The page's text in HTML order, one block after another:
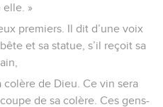
elle. »
premiers. Il dit d’une voix
et sa statue, s’il reçoit sa
de Dieu. Ce vin sera
de sa colère. Ces gens-